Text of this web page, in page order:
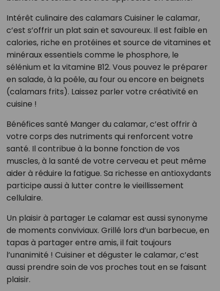
Intérêt culinaire des calamars Cuisiner le calamar,
c’est s’offrir un plat sain et savoureux. Il est faible en
calories, riche en protéines et source de vitamines et
minéraux essentiels comme le phosphore, le
sélénium et la vitamine B12. Vous pouvez le préparer
en salade, à la poêle, au four ou encore en beignets
(calamars frits). Laissez parler votre créativité en
cuisine !
Bénéfices santé Manger du calamar, c’est offrir à
votre corps des nutriments qui renforcent votre
santé. Il contribue à la bonne fonction de vos
muscles, à la santé de votre cerveau et peut même
aider à réduire la fatigue. Sa richesse en antioxydants
participe aussi à lutter contre le vieillissement
cellulaire.
Un plaisir à partager Le calamar est aussi synonyme
de moments conviviaux. Grillé lors d’un barbecue, en
tapas à partager entre amis, il fait toujours
l’unanimité ! Cuisiner et déguster le calamar, c’est
aussi prendre soin de vos proches tout en se faisant
plaisir.